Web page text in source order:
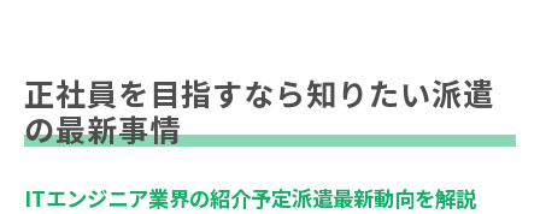
正社員を目指すなら知りたい派遣
の最新事情
ITエンジニア業界の紹介予定派遣最新動向を解説